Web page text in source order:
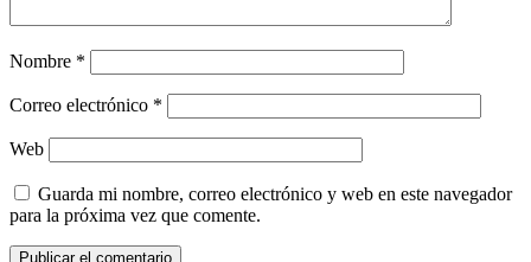
Nombre *
Correo electrónico *
Web
Guarda mi nombre, correo electrónico y web en este navegador
para la próxima vez que comente.